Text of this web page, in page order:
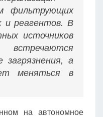
фильтрующих
и реагентов. В
источников
загрязнения, а
меняться в
на автономное